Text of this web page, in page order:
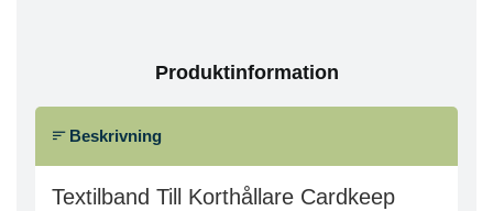
Produktinformation
Beskrivning
Textilband Till Korthållare Cardkeep